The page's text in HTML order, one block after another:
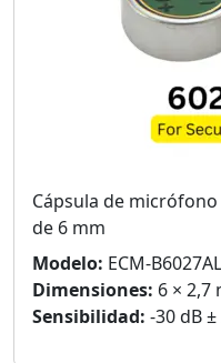
Cápsula de
de 6 mm
Modelo: ECM-
Dimensiones: 6 × 2,7
Sensibilidad: -30 dB ±